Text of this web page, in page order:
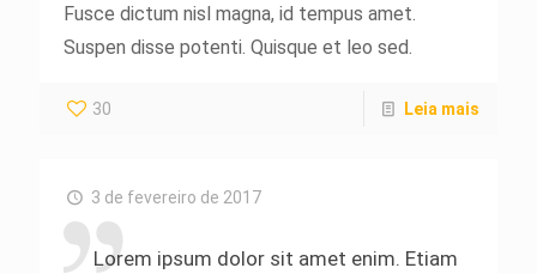
Fusce dictum nisl magna, id tempus amet.
Suspen disse potenti. Quisque et leo sed.
30 Leia mais
3 de fevereiro de 2017
Lorem ipsum dolor sit amet enim. Etiam